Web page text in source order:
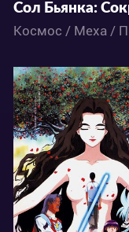
4481
0